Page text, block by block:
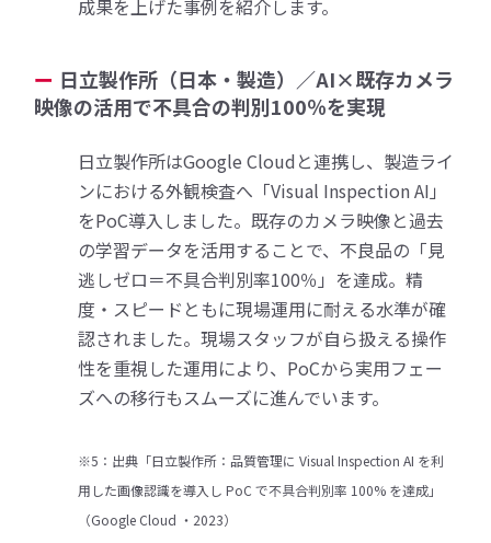
成果を上げた事例を紹介します。
日立製作所（日本・製造）／AI×既存カメラ
映像の活用で不具合の判別100％を実現
日立製作所はGoogle Cloudと連携し、製造ライ
ンにおける外観検査へ「Visual Inspection AI」
をPoC導入しました。既存のカメラ映像と過去
の学習データを活用することで、不良品の「見
逃しゼロ＝不具合判別率100％」を達成。精
度・スピードともに現場運用に耐える水準が確
認されました。現場スタッフが自ら扱える操作
性を重視した運用により、PoCから実用フェー
ズへの移行もスムーズに進んでいます。
※5：出典「日立製作所：品質管理に Visual Inspection AI を利
用した画像認識を導入し PoC で不具合判別率 100% を達成」
（Google Cloud ・2023）